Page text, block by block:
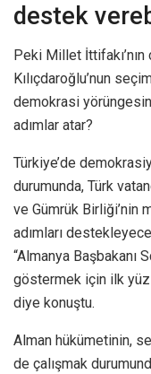
destek
Peki Millet İttifakı’nın
Kılıçdaroğlu’nun
demokrasi
adımlar atar?
Türkiye’de
durumunda, Türk
ve Gümrük Birliği’nin
adımları
“Almanya
göstermek için ilk
diye konuştu.
Alman hükümetinin,
de çalışmak